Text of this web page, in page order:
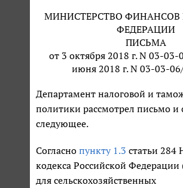
МИНИСТЕРСТВО ФИНАНСОВ
ФЕДЕРАЦИИ
ПИСЬМА
от 3 октября 2018 г. N 03-03-
июня 2018 г. N 03-03-
Департамент налоговой и
политики рассмотрел письмо и
следующее.
Согласно пункту 1.3 статьи 284
кодекса Российской
для сельскохозяйственных